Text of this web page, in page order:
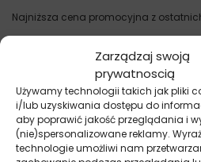
Zarządzaj swoją
prywatnoscią
Używamy technologii takich jak pliki
i/lub uzyskiwania dostępu do
aby poprawić jakość przeglądania i
(nie)spersonalizowane reklamy.
technologie umożliwi nam
Najniższa cena promocyjna z